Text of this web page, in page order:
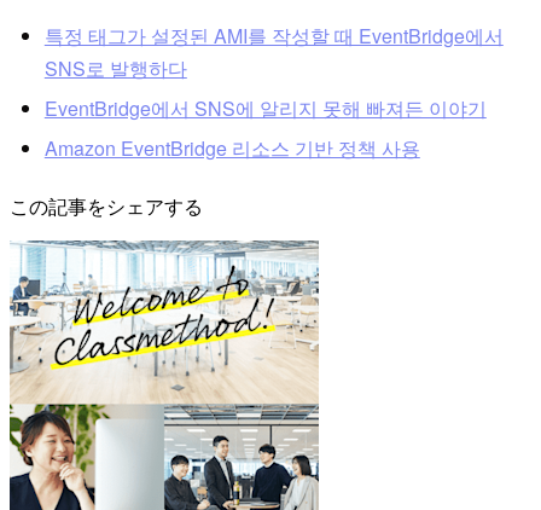
특정 태그가 설정된 AMI를 작성할 때 EventBridge에서
SNS로 발행하다
EventBridge에서 SNS에 알리지 못해 빠져든 이야기
Amazon EventBridge 리소스 기반 정책 사용
この記事をシェアする